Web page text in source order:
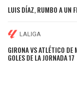
LUIS DÍAZ, RUMBO A UN
LALIGA
GIRONA VS ATLÉTICO
GOLES DE LA JORNADA 17